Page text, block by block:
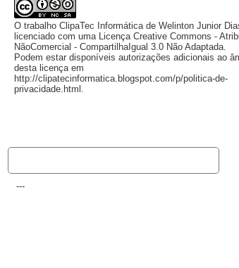
O trabalho ClipaTec Informáticade Welinton Junior
licenciado com uma Licença Creative Commons -
NãoComercial - CompartilhaIgual 3.0 Não Adaptada.
Podem estar disponíveis autorizações adicionais ao
desta licença em
http://clipatecinformatica.blogspot.com/p/politica-de-
privacidade.html .
---